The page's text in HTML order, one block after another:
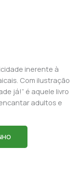
inerente à
Com ilustração
já!” é aquele livro
adultos e